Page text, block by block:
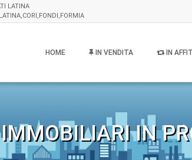
LATINA
HOME IN VENDITA IN
IN